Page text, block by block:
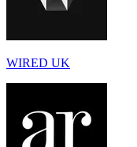
WIRED UK